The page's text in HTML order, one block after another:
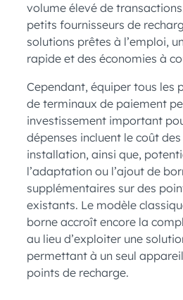
volume élevé de
petits fournisseurs de
solutions prêtes à l’emploi,
rapide et des économies à
Cependant, équiper tous les
de terminaux de paiement
investissement important
dépenses incluent le coût
installation, ainsi que,
l’adaptation ou l’ajout de
supplémentaires sur des
existants. Le modèle
borne accroît encore la
au lieu d’exploiter une
permettant à un seul
points de recharge.